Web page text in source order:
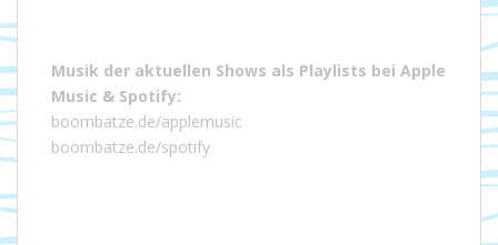
Musik der aktuellen Shows als Playlists bei Apple
Music & Spotify:
boombatze.de/applemusic
boombatze.de/spotify